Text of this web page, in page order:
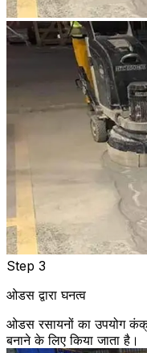
Step 3
ओडस द्वारा घनत्व
ओडस रसायनों का उपयोग
बनाने के लिए किया जाता है।